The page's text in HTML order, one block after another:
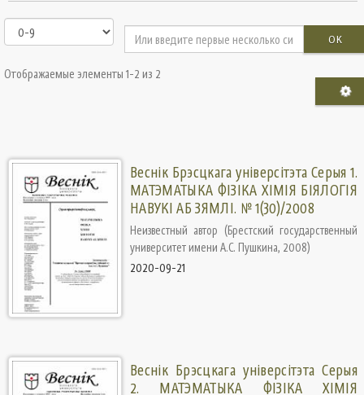
OK
Отображаемые элементы 1-2 из 2
Веснік Брэсцкага універсітэта Серыя 1.
МАТЭМАТЫКА ФІЗІКА ХІМІЯ БІЯЛОГІЯ
НАВУКІ АБ ЗЯМЛІ. № 1(30)/2008
Неизвестный автор (Брестский государственный
университет имени А.С. Пушкина, 2008)
2020-09-21
Веснік Брэсцкага універсітэта Серыя
2. МАТЭМАТЫКА ФІЗІКА ХІМІЯ